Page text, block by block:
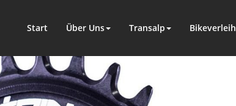
Start Über Uns Transalp Bikeverleih